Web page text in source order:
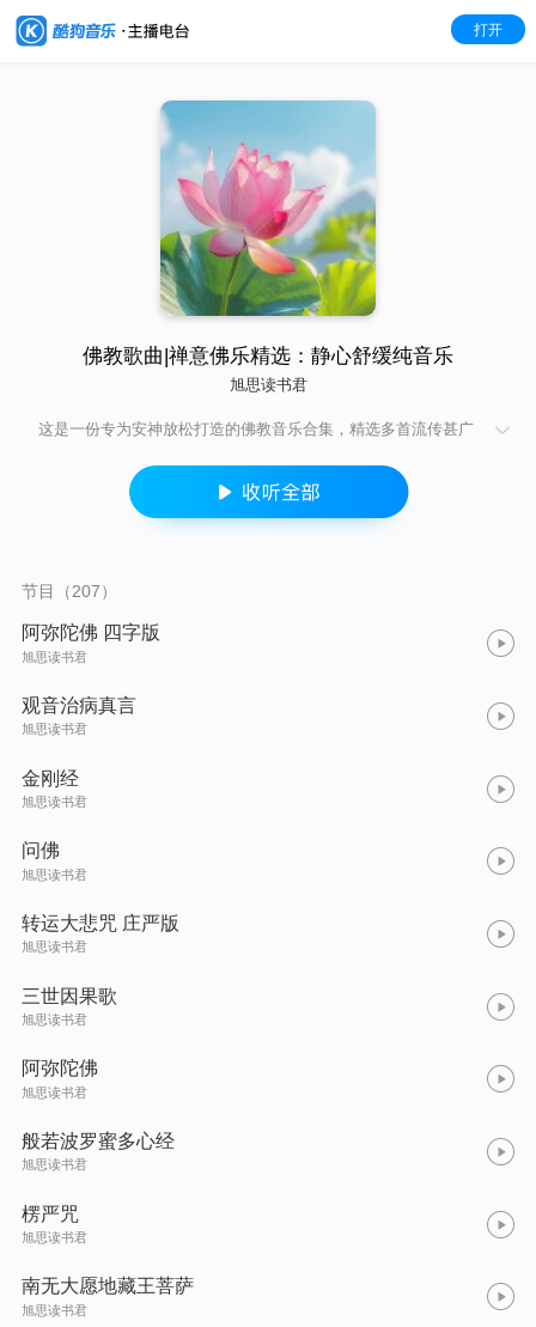
打开
佛教歌曲|禅意佛乐精选：静心舒缓纯音乐
旭思读书君
这是一份专为安神放松打造的佛教音乐合集，精选多首流传甚广
编曲，只保留最质朴的韵律。它能帮助听者舒缓紧绷的神经，驱
散疲惫与焦虑，尤其适合睡前聆听，伴你在静谧的佛韵中放松身
心，安然入梦。
节目（207）
阿弥陀佛 四字版
旭思读书君
观音治病真言
旭思读书君
金刚经
旭思读书君
问佛
旭思读书君
转运大悲咒 庄严版
旭思读书君
三世因果歌
旭思读书君
阿弥陀佛
旭思读书君
般若波罗蜜多心经
旭思读书君
楞严咒
旭思读书君
南无大愿地藏王菩萨
旭思读书君